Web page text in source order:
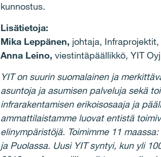
kunnostus.
Lisätietoja:
Mika Leppänen, johtaja,
Anna Leino, viestintäpäällikkö, YIT
YIT on suurin suomalainen ja
asuntoja ja asumisen palveluja sekä
infrarakentamisen erikoisosaaja ja
ammattilaistamme luovat entistä
elinympäristöjä. Toimimme 11
ja Puolassa. Uusi YIT syntyi, kun yli